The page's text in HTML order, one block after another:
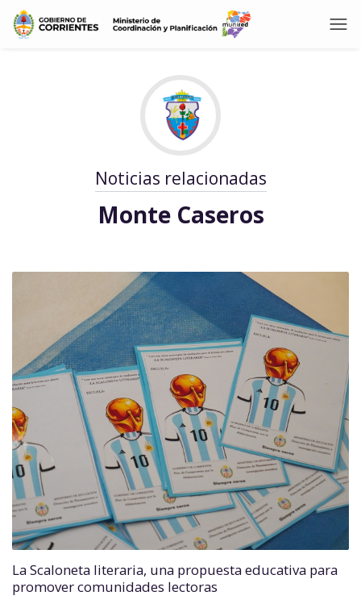
Noticias relacionadas
Monte Caseros
La Scaloneta literaria, una propuesta educativa para
promover comunidades lectoras